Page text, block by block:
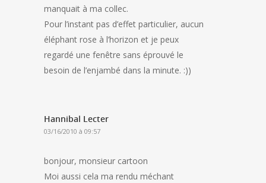
manquait à ma collec.
Pour l’instant pas d’effet particulier, aucun
éléphant rose à l’horizon et je peux
regardé une fenêtre sans éprouvé le
besoin de l’enjambé dans la minute. :))
Hannibal Lecter
03/16/2010 à 09:57
bonjour, monsieur cartoon
Moi aussi cela ma rendu méchant